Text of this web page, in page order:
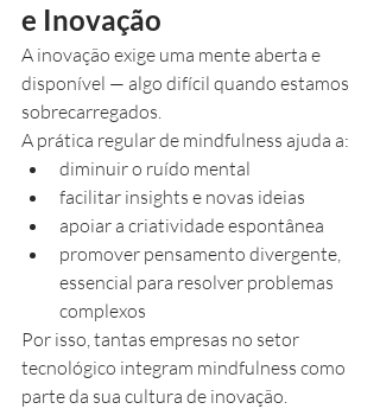
e Inovação
A inovação exige uma mente aberta e
disponível — algo difícil quando estamos
sobrecarregados.
A prática regular de mindfulness ajuda a:
diminuir o ruído mental
facilitar insights e novas ideias
apoiar a criatividade espontânea
promover pensamento divergente,
essencial para resolver problemas
complexos
Por isso, tantas empresas no setor
tecnológico integram mindfulness como
parte da sua cultura de inovação.